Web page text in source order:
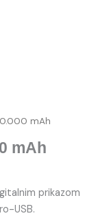
mAh
mAh
prikazom
USB.